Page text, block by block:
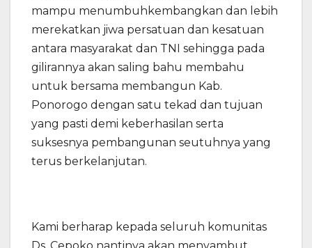
mampu menumbuhkembangkan dan lebih
merekatkan jiwa persatuan dan kesatuan
antara masyarakat dan TNI sehingga pada
gilirannya akan saling bahu membahu
untuk bersama membangun Kab.
Ponorogo dengan satu tekad dan tujuan
yang pasti demi keberhasilan serta
suksesnya pembangunan seutuhnya yang
terus berkelanjutan.
Kami berharap kepada seluruh komunitas